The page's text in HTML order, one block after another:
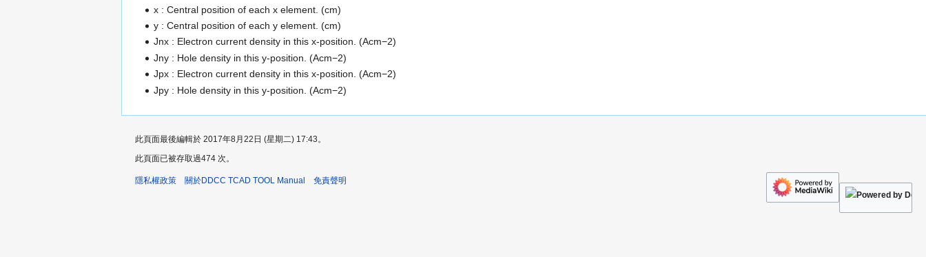
x : Central position of each x element.(cm)
y : Central position of each y element.(cm)
Jnx : Electron current density in this x-position.(Acm−2)
Jny : Hole density in this y-position.(Acm−2)
Jpx : Electron current density in this x-position.(Acm−2)
Jpy : Hole density in this y-position.(Acm−2)
此頁面最後編輯於 2017年8月22日 (星期二) 17:43。
此頁面已被存取過474 次。
隱私權政策 關於DDCC TCAD TOOL Manual 免責聲明